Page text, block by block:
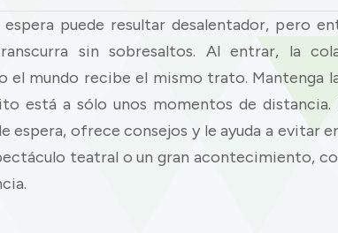
puede resultar desalentador, pero
sin sobresaltos. Al entrar, la
mundo recibe el mismo trato. Mantenga la
está a sólo unos momentos de distancia.
espera, ofrece consejos y le ayuda a evitar
teatral o un gran acontecimiento,